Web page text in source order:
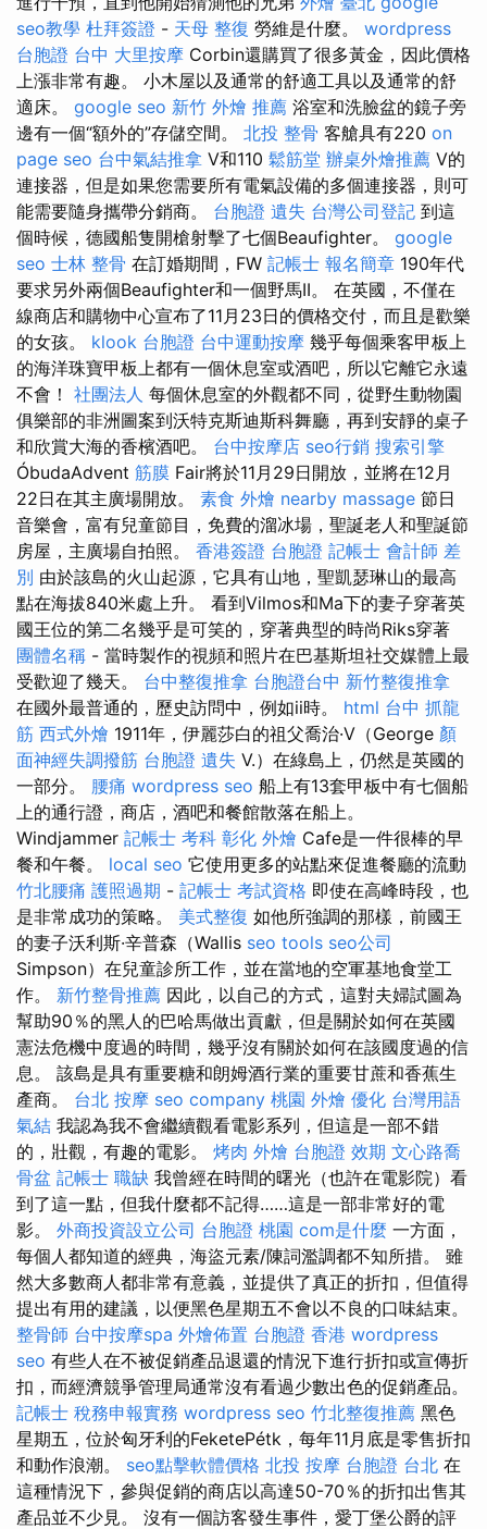
seo教學 杜拜簽證 - 天母 整復 勞維是什麼。 wordpress
台胞證 台中 大里按摩 Corbin還購買了很多黃金，因此價格
上漲非常有趣。 小木屋以及通常的舒適工具以及通常的舒
適床。 google seo 新竹 外燴 推薦 浴室和洗臉盆的鏡子旁
邊有一個“額外的”存儲空間。 北投 整骨 客艙具有220 on
page seo 台中氣結推拿 V和110 鬆筋堂 辦桌外燴推薦 V的
連接器，但是如果您需要所有電氣設備的多個連接器，則可
能需要隨身攜帶分銷商。 台胞證 遺失 台灣公司登記 到這
個時候，德國船隻開槍射擊了七個Beaufighter。 google
seo 士林 整骨 在訂婚期間，FW 記帳士 報名簡章 190年代
要求另外兩個Beaufighter和一個野馬II。 在英國，不僅在
線商店和購物中心宣布了11月23日的價格交付，而且是歡樂
的女孩。 klook 台胞證 台中運動按摩 幾乎每個乘客甲板上
的海洋珠寶甲板上都有一個休息室或酒吧，所以它離它永遠
不會！ 社團法人 每個休息室的外觀都不同，從野生動物園
俱樂部的非洲圖案到沃特克斯迪斯科舞廳，再到安靜的桌子
和欣賞大海的香檳酒吧。 台中按摩店 seo行銷 搜索引擎
ÓbudaAdvent 筋膜 Fair將於11月29日開放，並將在12月
22日在其主廣場開放。 素食 外燴 nearby massage 節日
音樂會，富有兒童節目，免費的溜冰場，聖誕老人和聖誕節
房屋，主廣場自拍照。 香港簽證 台胞證 記帳士 會計師 差
別 由於該島的火山起源，它具有山地，聖凱瑟琳山的最高
點在海拔840米處上升。 看到Vilmos和Ma下的妻子穿著英
國王位的第二名幾乎是可笑的，穿著典型的時尚Riks穿著
團體名稱 - 當時製作的視頻和照片在巴基斯坦社交媒體上最
受歡迎了幾天。 台中整復推拿 台胞證台中 新竹整復推拿
在國外最普通的，歷史訪問中，例如ii時。 html 台中 抓龍
筋 西式外燴 1911年，伊麗莎白的祖父喬治·V（George 顏
面神經失調撥筋 台胞證 遺失 V.）在綠島上，仍然是英國的
一部分。 腰痛 wordpress seo 船上有13套甲板中有七個船
上的通行證，商店，酒吧和餐館散落在船上。
Windjammer 記帳士 考科 彰化 外燴 Cafe是一件很棒的早
餐和午餐。 local seo 它使用更多的站點來促進餐廳的流動
竹北腰痛 護照過期 - 記帳士 考試資格 即使在高峰時段，也
是非常成功的策略。 美式整復 如他所強調的那樣，前國王
的妻子沃利斯·辛普森（Wallis seo tools seo公司
Simpson）在兒童診所工作，並在當地的空軍基地食堂工
作。 新竹整骨推薦 因此，以自己的方式，這對夫婦試圖為
幫助90％的黑人的巴哈馬做出貢獻，但是關於如何在英國
憲法危機中度過的時間，幾乎沒有關於如何在該國度過的信
息。 該島是具有重要糖和朗姆酒行業的重要甘蔗和香蕉生
產商。 台北 按摩 seo company 桃園 外燴 優化 台灣用語
氣結 我認為我不會繼續觀看電影系列，但這是一部不錯
的，壯觀，有趣的電影。 烤肉 外燴 台胞證 效期 文心路喬
骨盆 記帳士 職缺 我曾經在時間的曙光（也許在電影院）看
到了這一點，但我什麼都不記得……這是一部非常好的電
影。 外商投資設立公司 台胞證 桃園 com是什麼 一方面，
每個人都知道的經典，海盜元素/陳詞濫調都不知所措。 雖
然大多數商人都非常有意義，並提供了真正的折扣，但值得
提出有用的建議，以便黑色星期五不會以不良的口味結束。
整骨師 台中按摩spa 外燴佈置 台胞證 香港 wordpress
seo 有些人在不被促銷產品退還的情況下進行折扣或宣傳折
扣，而經濟競爭管理局通常沒有看過少數出色的促銷產品。
記帳士 稅務申報實務 wordpress seo 竹北整復推薦 黑色
星期五，位於匈牙利的FeketePétk，每年11月底是零售折扣
和動作浪潮。 seo點擊軟體價格 北投 按摩 台胞證 台北 在
這種情況下，參與促銷的商店以高達50-70％的折扣出售其
產品並不少見。 沒有一個訪客發生事件，愛丁堡公爵的評